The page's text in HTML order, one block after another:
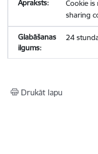
Cookie
sharing
24
Drukāt lapu